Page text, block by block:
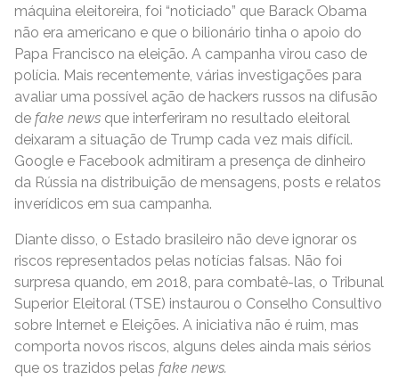
máquina eleitoreira, foi “noticiado” que Barack Obama
não era americano e que o bilionário tinha o apoio do
Papa Francisco na eleição. A campanha virou caso de
polícia. Mais recentemente, várias investigações para
avaliar uma possível ação de hackers russos na difusão
de fake news que interferiram no resultado eleitoral
deixaram a situação de Trump cada vez mais difícil.
Google e Facebook admitiram a presença de dinheiro
da Rússia na distribuição de mensagens, posts e relatos
inverídicos em sua campanha.
Diante disso, o Estado brasileiro não deve ignorar os
riscos representados pelas notícias falsas. Não foi
surpresa quando, em 2018, para combatê-las, o Tribunal
Superior Eleitoral (TSE) instaurou o Conselho Consultivo
sobre Internet e Eleições. A iniciativa não é ruim, mas
comporta novos riscos, alguns deles ainda mais sérios
que os trazidos pelas fake news.